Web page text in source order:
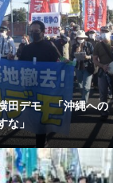
田デモ 「沖縄への
な」